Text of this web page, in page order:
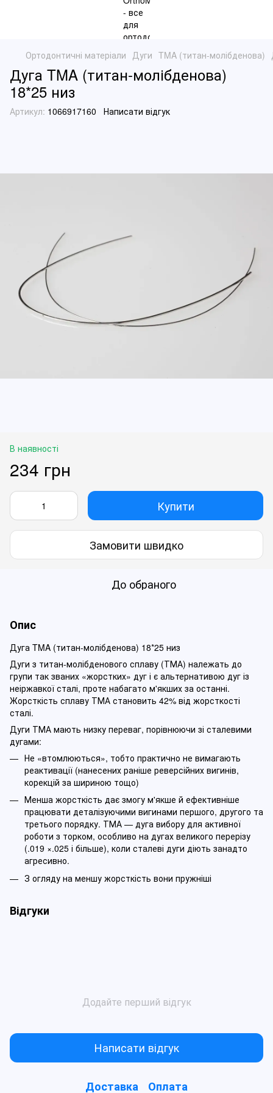
Ортодонтичні матеріали Дуги TMA (титан-молібденова)
Дуга TMA (титан-молібденова)
18*25 низ
Артикул: 1066917160 Написати відгук
В наявності
234 грн
Купити
Замовити швидко
До обраного
Опис
Дуга TMA (титан-молібденова) 18*25 низ
Дуги з титан-молібденового сплаву (ТМА) належать до
групи так званих «жорстких» дуг і є альтернативою дуг із
неіржавкої сталі, проте набагато м'якших за останні.
Жорсткість сплаву ТМА становить 42% від жорсткості
сталі.
Дуги ТМА мають низку переваг, порівнюючи зі сталевими
дугами:
Не «втомлюються», тобто практично не вимагають
реактивації (нанесених раніше реверсійних вигинів,
корекцій за шириною тощо)
Менша жорсткість дає змогу м'якше й ефективніше
працювати деталізуючими вигинами першого, другого та
третього порядку. ТМА — дуга вибору для активної
роботи з торком, особливо на дугах великого перерізу
(.019 ×.025 і більше), коли сталеві дуги діють занадто
агресивно.
З огляду на меншу жорсткість вони пружніші
Відгуки
Додайте перший відгук
Написати відгук
Доставка Оплата